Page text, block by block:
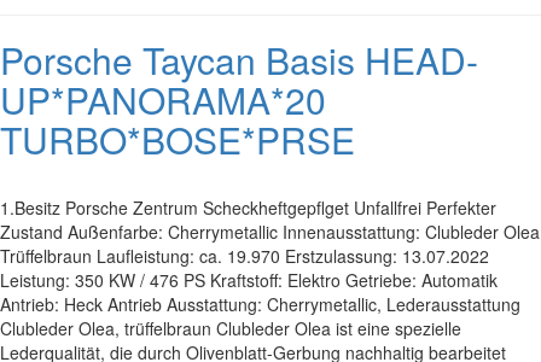
Porsche Taycan Basis HEAD-
UP*PANORAMA*20
TURBO*BOSE*PRSE
1.Besitz Porsche Zentrum Scheckheftgepflget Unfallfrei Perfekter
Zustand Außenfarbe: Cherrymetallic Innenausstattung: Clubleder Olea
Trüffelbraun Laufleistung: ca. 19.970 Erstzulassung: 13.07.2022
Leistung: 350 KW / 476 PS Kraftstoff: Elektro Getriebe: Automatik
Antrieb: Heck Antrieb Ausstattung: Cherrymetallic, Lederausstattung
Clubleder Olea, trüffelbraun Clubleder Olea ist eine spezielle
Lederqualität, die durch Olivenblatt-Gerbung nachhaltig bearbeitet